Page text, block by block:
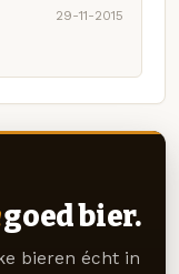
29-11-2015
goed bier.
bieren écht in